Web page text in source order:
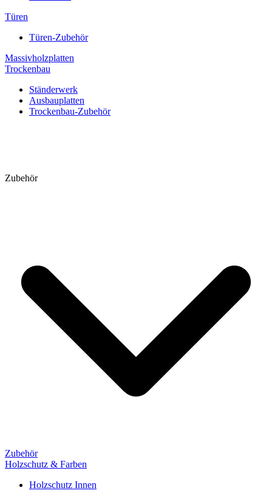
Türen
Türen-Zubehör
Massivholzplatten
Trockenbau
Ständerwerk
Ausbauplatten
Trockenbau-Zubehör
Zubehör
Zubehör
Holzschutz & Farben
Holzschutz Innen